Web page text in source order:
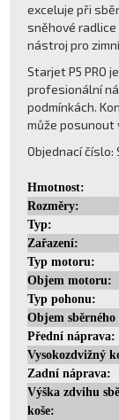
exceluje při
sněhové
nástroj pro
Starjet P5 PRO
profesionální
podmínkách.
může posunout
Objednací číslo:
Hmotnost:
Rozměry:
Typ:
Zařazení:
Typ motoru:
Objem motoru:
Typ pohonu:
Objem sběrného
Přední náprava:
Vysokozdvižný
Zadní náprava:
Výška zdvihu
koše: